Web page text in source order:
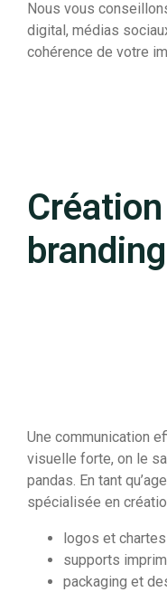
Nous vous
digital, médias
cohérence de votre
branding
Une communication
visuelle forte, on le
pandas. En tant
spécialisée en
logos et
supports
packaging et